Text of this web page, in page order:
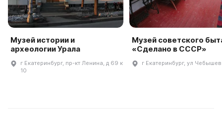
Музей истории и
археологии Урала
г Екатеринбург, пр-кт Ленина, д 69 к
10
Музей советского
«Сделано в СССР»
г Екатеринбург, ул